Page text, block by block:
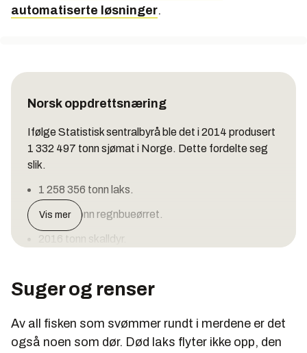
automatiserte løsninger.
Norsk oppdrettsnæring
Ifølge Statistisk sentralbyrå ble det i 2014 produsert
1 332 497 tonn sjømat i Norge. Dette fordelte seg
slik.
1 258 356 tonn laks.
69 986 tonn regnbueørret.
2016 tonn skalldyr.
1257 tonn kveite.
milliarder kroner.
Fiskeridirektorates statistikkbank sier at det i 2014
Vis mer
Suger og renser
Av all fisken som svømmer rundt i merdene er det
også noen som dør. Død laks flyter ikke opp, den